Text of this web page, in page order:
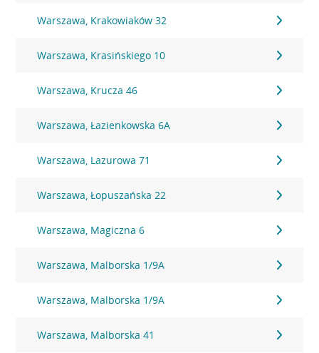
Warszawa, Krakowiaków 32
Warszawa, Krasińskiego 10
Warszawa, Krucza 46
Warszawa, Łazienkowska 6A
Warszawa, Lazurowa 71
Warszawa, Łopuszańska 22
Warszawa, Magiczna 6
Warszawa, Malborska 1/9A
Warszawa, Malborska 1/9A
Warszawa, Malborska 41